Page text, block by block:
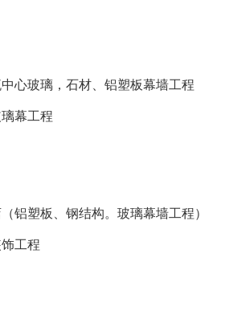
心玻璃，石材、铝塑板幕墙工程
幕工程
铝塑板、钢结构。玻璃幕墙工程）
工程